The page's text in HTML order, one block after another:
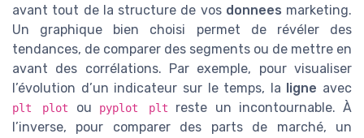
avant tout de la structure de vos donnees marketing.
Un graphique bien choisi permet de révéler des
tendances, de comparer des segments ou de mettre en
avant des corrélations. Par exemple, pour visualiser
l’évolution d’un indicateur sur le temps, la
ligne avec
plt plot ou pyplot plt
reste un incontournable. À
l’inverse, pour comparer des parts de marché, un